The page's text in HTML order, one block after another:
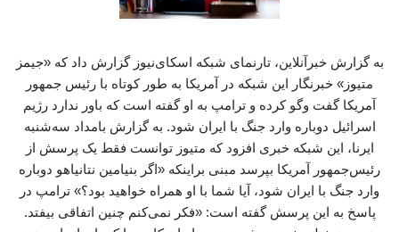
به گزارش خبرآنلاین، تارنمای شبکه اسکای‌نیوز گزارش داد که «جیمز
متیوز» خبرنگار این شبکه در آمریکا به‌ طور کوتاه با رئیس جمهور
آمریکا گفت‌ وگو کرده و ترامپ به او گفته است که باور ندارد رژیم
اسرائیل دوباره وارد جنگ با ایران شود. به گزارش بامداد سه‌شنبه
ایرنا، این شبکه خبری افزود که متیوز توانست فقط یک پرسش از
رئیس‌جمهور آمریکا بپرسد مبنی براینکه «اگر بنیامین نتانیاهو دوباره
وارد جنگ با ایران شود، آیا شما با او همراه خواهید بود؟» ترامپ در
پاسخ به این پرسش گفته است: «فکر نمی‌کنم چنین اتفاقی بیفتد.